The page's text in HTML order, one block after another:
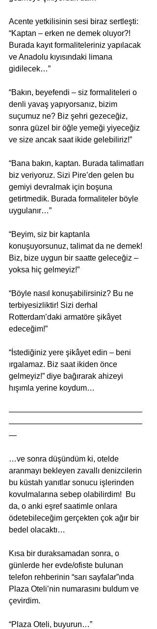
Acente yetkilisinin sesi biraz sertleşti:
“Kaptan – erken ne demek oluyor?!
Burada kayıt formaliteleriniz yapılacak
ve Anadolu kıyısındaki limana
gidilecek…”
“Bakın, beyefendi – siz formaliteleri o
denli yavaş yapıyorsanız, bizim
suçumuz ne? Biz şehri gezeceğiz,
sonra güzel bir öğle yemeği yiyeceğiz
ve size ancak saat ikide gelebiliriz!”
“Bana bakın, kaptan. Burada talimatları
biz veriyoruz. Sizi Pire’den gelen bu
gemiyi devralmak için boşuna
getirtmedik. Burada formaliteler böyle
uygulanır…”
“Beyim, siz bir kaptanla
konuşuyorsunuz, talimat da ne demek!
Biz, bize uygun bir saatte geleceğiz –
yoksa hiç gelmeyiz!”
“Böyle nasıl konuşabilirsiniz? Bu ne
terbiyesizliktir! Sizi derhal
Rotterdam’daki armatöre şikâyet
edeceğim!”
“İstediğiniz yere şikâyet edin – beni
ırgalamaz. Biz saat ikiden önce
gelmeyiz!” diye bağırarak ahizeyi
hışımla yerine koydum…
—————————————————
—————————————————
—
…ve sonra düşündüm ki, otelde
aranmayı bekleyen zavallı denizcilerin
bu küstah yanıtlar sonucu işlerinden
kovulmalarına sebep olabilirdim!  Bu
da, o anki eşref saatimle onlara
ödetebileceğim gerçekten çok ağır bir
bedel olacaktı…
Kısa bir duraksamadan sonra, o
günlerde her evde/ofiste bulunan
telefon rehberinin “sarı sayfalar”ında
Plaza Oteli’nin numarasını buldum ve
çevirdim.
“Plaza Oteli, buyurun…”